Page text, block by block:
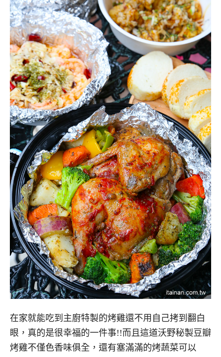
在家就能吃到主廚特製的烤雞還不用自己拷到翻白
眼，真的是很幸福的一件事!!而且這道沃野秘製豆瓣
烤雞不僅色香味俱全，還有塞滿滿的烤蔬菜可以